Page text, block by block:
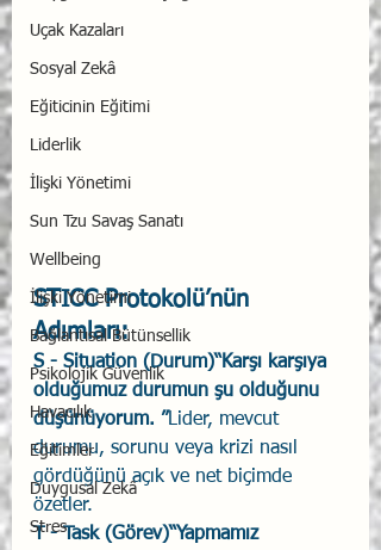
Uçak Kazaları
Sosyal Zekâ
Eğiticinin Eğitimi
Liderlik
İlişki Yönetimi
Sun Tzu Savaş Sanatı
Wellbeing
İlişki Yönetimi
Bağlantısal Bütünsellik
Psikolojik Güvenlik
Havacılık
Eğitimler
Duygusal Zekâ
Stres
STICC Protokolü’nün
Adımları:
S - Situation (Durum)“Karşı karşıya
olduğumuz durumun şu olduğunu
düşünüyorum. ”Lider, mevcut
durumu, sorunu veya krizi nasıl
gördüğünü açık ve net biçimde
özetler.
T - Task (Görev)“Yapmamız